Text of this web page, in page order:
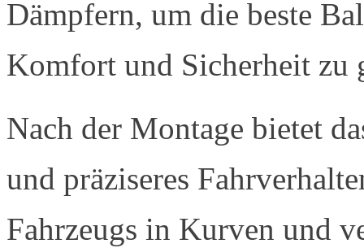
Dämpfern, um die beste
Komfort und Sicherheit zu
Nach der Montage bietet
und präziseres
Fahrzeugs in Kurven und